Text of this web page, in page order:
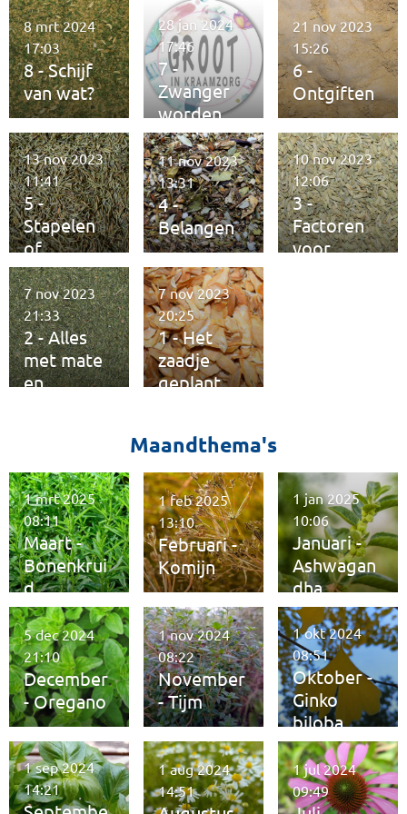
8 - Schijf
van wat?
8 mrt 2024
17:03
7 -
Zwanger
worden
28 jan 2024
17:46
6 -
Ontgiften
21 nov 2023
15:26
5 -
Stapelen
of
verzamele
n
13 nov 2023
11:41
4 -
Belangen
11 nov 2023
13:31
3 -
Factoren
voor
10 nov 2023
12:06
2 - Alles
met mate
en
7 nov 2023
21:33
1 - Het
zaadje
geplant
7 nov 2023
20:25
Maandthema's
Maart -
Bonenkrui
d
1 mrt 2025
08:11
Februari -
Komijn
1 feb 2025
13:10
Januari -
Ashwagan
dha
1 jan 2025
10:06
December
- Oregano
5 dec 2024
21:10
November
- Tijm
1 nov 2024
08:22
Oktober -
Ginko
biloba
1 okt 2024
08:51
1 sep 2024
14:21
1 aug 2024
14:51
1 jul 2024
09:49